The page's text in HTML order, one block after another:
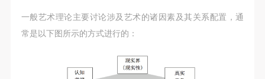
一般艺术理论主要讨论涉及艺术的诸因素及其关系配置，通
常是以下图所示的方式进行的：
衍生品的安全。活动中一旦因个人原因造成美术馆场
地、空间、艺术品、衍生品等受到不同程度的损失、
破坏。活动中任何非事故当事人及美术馆将不承担相
应的责任与损失，应由参与活动者根据相应的法律条
衍生品的安全。活动中一旦因个人原因造成美术馆场
地、空间、艺术品、衍生品等受到不同程度的损失、
破坏。活动中任何非事故当事人及美术馆将不承担相
应的责任与损失，应由参与活动者根据相应的法律条
衍生品的安全。活动中一旦因个人原因造成美术馆场
地、空间、艺术品、衍生品等受到不同程度的损失、
破坏。活动中任何非事故当事人及美术馆将不承担相
应的责任与损失，应由参与活动者根据相应的法律条